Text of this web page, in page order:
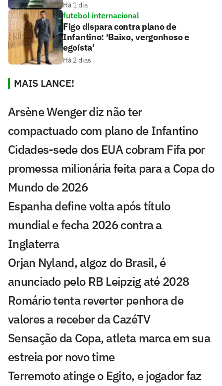
Há 1 dia
futebol internacional
Figo dispara contra plano de
Infantino: 'Baixo, vergonhoso e
egoísta'
Há 2 dias
MAIS LANCE!
Arsène Wenger diz não ter
compactuado com plano de Infantino
Cidades-sede dos EUA cobram Fifa por
promessa milionária feita para a Copa do
Mundo de 2026
Espanha define volta após título
mundial e fecha 2026 contra a
Inglaterra
Orjan Nyland, algoz do Brasil, é
anunciado pelo RB Leipzig até 2028
Romário tenta reverter penhora de
valores a receber da CazéTV
Sensação da Copa, atleta marca em sua
estreia por novo time
Terremoto atinge o Egito, e jogador faz